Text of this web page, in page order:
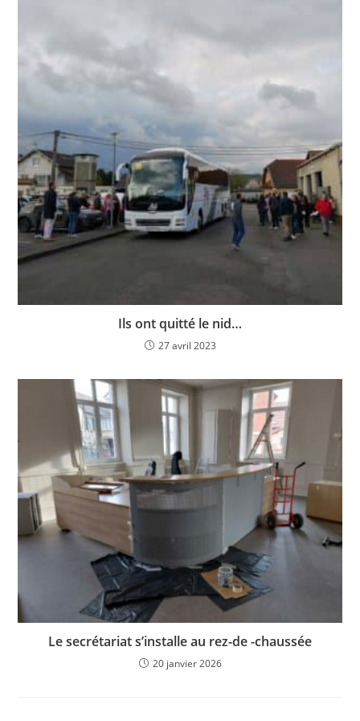
Ils ont quitté le nid…
27 avril 2023
Le secrétariat s’installe au rez-de -chaussée
20 janvier 2026